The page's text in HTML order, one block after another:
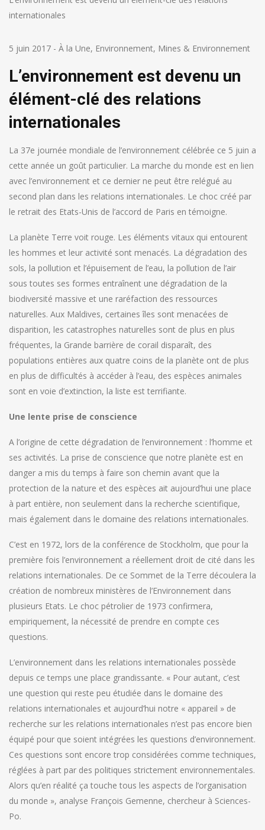
internationales
5 juin 2017 - À la Une, Environnement, Mines & Environnement
L’environnement est devenu un
élément-clé des relations
internationales
La 37e journée mondiale de l’environnement célébrée ce 5 juin a
cette année un goût particulier. La marche du monde est en lien
avec l’environnement et ce dernier ne peut être relégué au
second plan dans les relations internationales. Le choc créé par
le retrait des Etats-Unis de l’accord de Paris en témoigne.
La planète Terre voit rouge. Les éléments vitaux qui entourent
les hommes et leur activité sont menacés. La dégradation des
sols, la pollution et l’épuisement de l’eau, la pollution de l’air
sous toutes ses formes entraînent une dégradation de la
biodiversité massive et une raréfaction des ressources
naturelles. Aux Maldives, certaines îles sont menacées de
disparition, les catastrophes naturelles sont de plus en plus
fréquentes, la Grande barrière de corail disparaît, des
populations entières aux quatre coins de la planète ont de plus
en plus de difficultés à accéder à l’eau, des espèces animales
sont en voie d’extinction, la liste est terrifiante.
Une lente prise de conscience
A l’origine de cette dégradation de l’environnement : l’homme et
ses activités. La prise de conscience que notre planète est en
danger a mis du temps à faire son chemin avant que la
protection de la nature et des espèces ait aujourd’hui une place
à part entière, non seulement dans la recherche scientifique,
mais également dans le domaine des relations internationales.
C’est en 1972, lors de la conférence de Stockholm, que pour la
première fois l’environnement a réellement droit de cité dans les
relations internationales. De ce Sommet de la Terre découlera la
création de nombreux ministères de l’Environnement dans
plusieurs Etats. Le choc pétrolier de 1973 confirmera,
empiriquement, la nécessité de prendre en compte ces
questions.
L’environnement dans les relations internationales possède
depuis ce temps une place grandissante. « Pour autant, c’est
une question qui reste peu étudiée dans le domaine des
relations internationales et aujourd’hui notre « appareil » de
recherche sur les relations internationales n’est pas encore bien
équipé pour que soient intégrées les questions d’environnement.
Ces questions sont encore trop considérées comme techniques,
réglées à part par des politiques strictement environnementales.
Alors qu’en réalité ça touche tous les aspects de l’organisation
du monde », analyse François Gemenne, chercheur à Sciences-
Po.